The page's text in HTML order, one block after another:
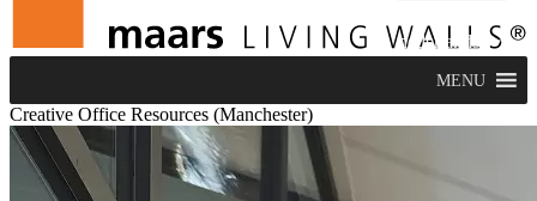
nederlands
MENU
Creative Office Resources (Manchester)